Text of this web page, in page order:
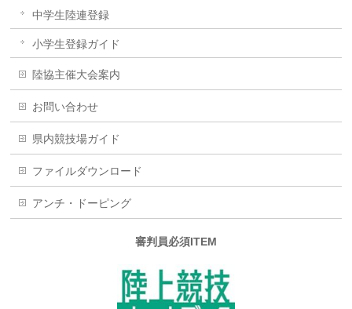
中学生陸連登録
小学生登録ガイド
陸協主催大会案内
お問い合わせ
県内競技場ガイド
ファイルダウンロード
アンチ・ドーピング
審判員必須ITEM